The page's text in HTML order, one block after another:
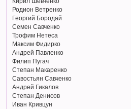
Родион Ветренко
Георгий Бородай
Семен Савченко
Трофим Нетеса
Максим Фидирко
Андрей Павленко
Филип Пугач
Степан Макаренко
Савостьян Савченко
Андрей Гикалов
Степан Денисов
Иван Кривцун